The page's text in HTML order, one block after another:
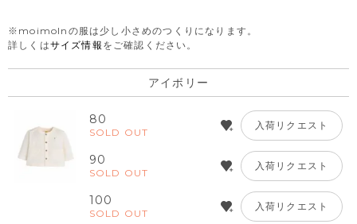
※moimolnの服は少し小さめのつくりになります。
詳しくはサイズ情報 をご確認ください。
アイボリー
80
SOLD OUT
入荷リクエスト
90
SOLD OUT
入荷リクエスト
100
SOLD OUT
入荷リクエスト